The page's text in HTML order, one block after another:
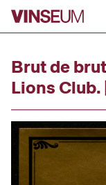
Go to content
Brut de
Lions